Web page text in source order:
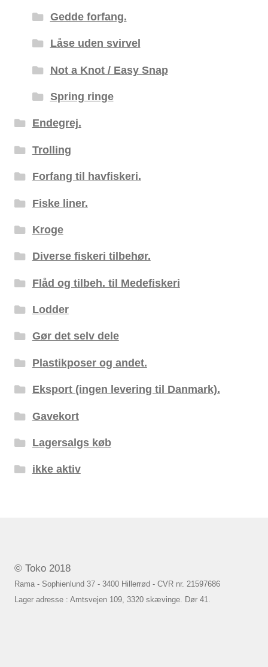
Gedde forfang.
Låse uden svirvel
Not a Knot / Easy Snap
Spring ringe
Endegrej.
Trolling
Forfang til havfiskeri.
Fiske liner.
Kroge
Diverse fiskeri tilbehør.
Flåd og tilbeh. til Medefiskeri
Lodder
Gør det selv dele
Plastikposer og andet.
Eksport (ingen levering til Danmark).
Gavekort
Lagersalgs køb
ikke aktiv
© Toko 2018
Rama - Sophienlund 37 - 3400 Hillerrød - CVR nr. 21597686
Lager adresse : Amtsvejen 109, 3320 skævinge. Dør 41.